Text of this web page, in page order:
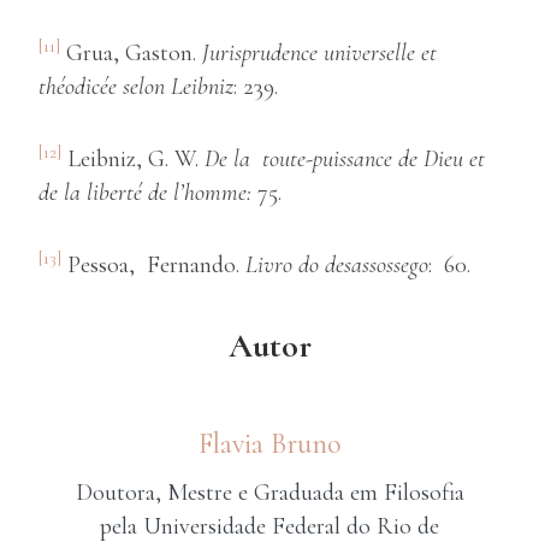
[11] Grua, Gaston. Jurisprudence universelle et
théodicée selon Leibniz: 239.
[12] Leibniz, G. W. De la toute-puissance de Dieu et
de la liberté de l’homme: 75.
[13] Pessoa, Fernando. Livro do desassossego: 60.
Autor
Flavia Bruno
Doutora, Mestre e Graduada em Filosofia
pela Universidade Federal do Rio de